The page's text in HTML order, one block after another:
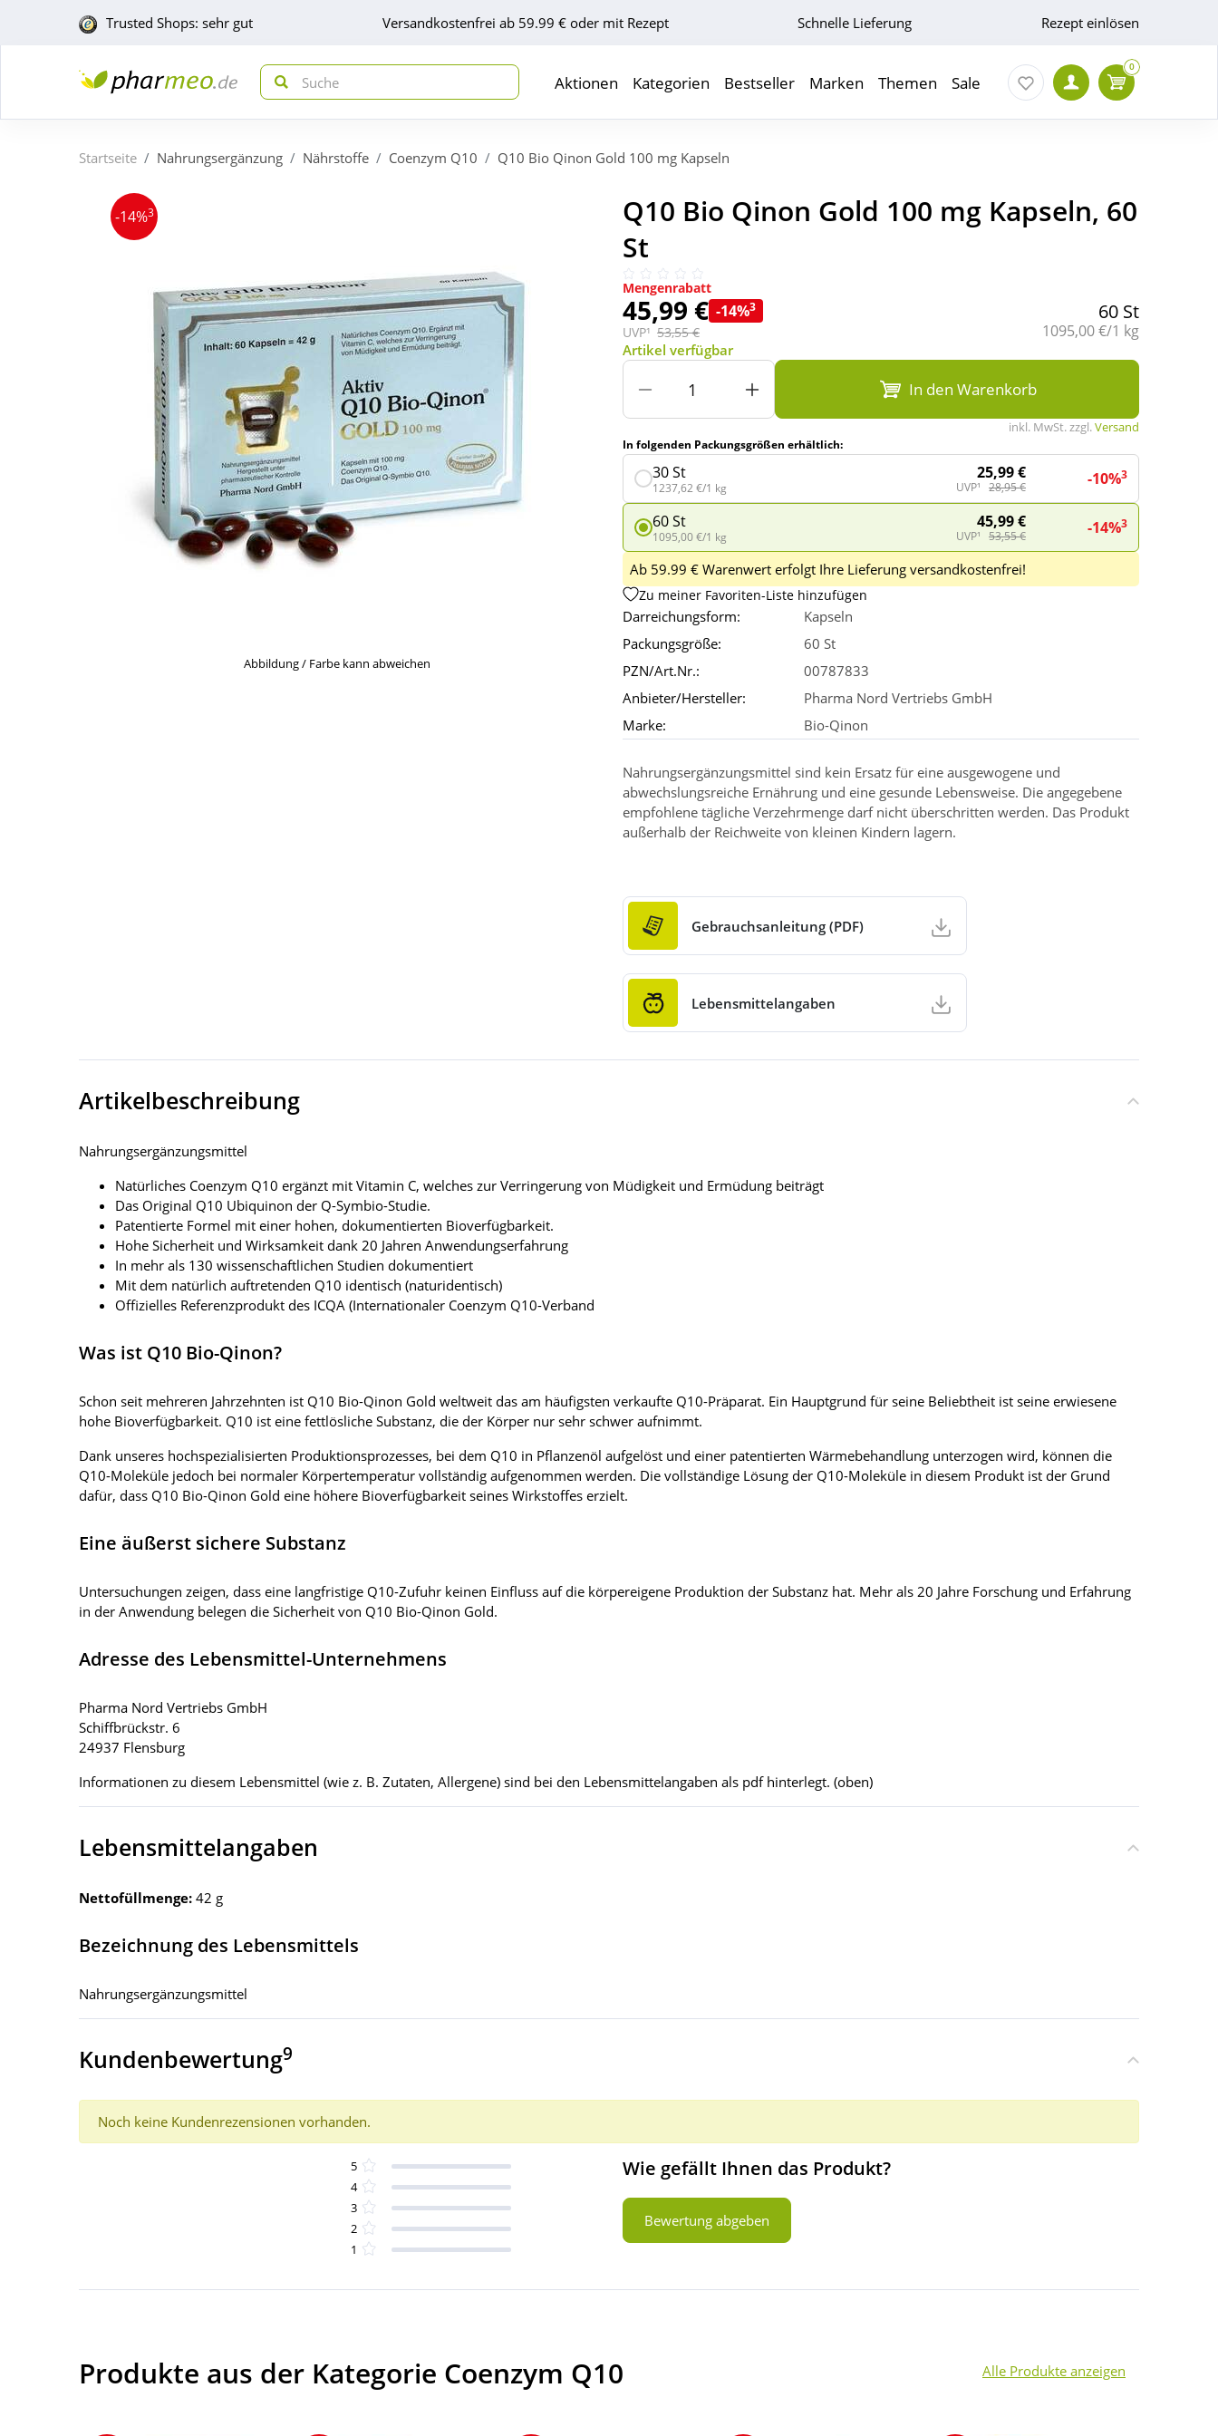
Trusted Shops: sehr gut Versandkostenfrei ab 59.99 € oder mit Rezept Schnelle Lieferung Rezept einlösen
Aktionen Kategorien Bestseller Marken Themen Sale
0
Startseite Nahrungsergänzung Nährstoffe Coenzym Q10 Q10 Bio Qinon Gold 100 mg Kapseln
-14%3
Abbildung / Farbe kann abweichen
Q10 Bio Qinon Gold 100 mg Kapseln, 60
St
Mengenrabatt
45,99 € -14%3
UVP¹ 53,55 €
60 St
Grundpreis:
1095,00 €/1 kg
Artikel verfügbar
In den Warenkorb
inkl. MwSt. zzgl.Versand
In folgenden Packungsgrößen erhältlich:
30 St
1237,62 €/1 kg
25,99 €
UVP¹ 28,95 € -10%3
60 St
1095,00 €/1 kg
45,99 €
UVP¹ 53,55 € -14%3
Ab 59.99 € Warenwert erfolgt Ihre Lieferung versandkostenfrei!
Zu meiner Favoriten-Liste hinzufügen
Darreichungsform:
Kapseln
Packungsgröße:
60 St
PZN/Art.Nr.:
00787833
Anbieter/Hersteller:
Pharma Nord Vertriebs GmbH
Marke:
Bio-Qinon
Nahrungsergänzungsmittel sind kein Ersatz für eine ausgewogene und
abwechslungsreiche Ernährung und eine gesunde Lebensweise. Die angegebene
empfohlene tägliche Verzehrmenge darf nicht überschritten werden. Das Produkt
außerhalb der Reichweite von kleinen Kindern lagern.
Gebrauchsanleitung (PDF)
Lebensmittelangaben
Artikelbeschreibung
Nahrungsergänzungsmittel
Natürliches Coenzym Q10 ergänzt mit Vitamin C, welches zur Verringerung von Müdigkeit und Ermüdung beiträgt
Das Original Q10 Ubiquinon der Q-Symbio-Studie.
Patentierte Formel mit einer hohen, dokumentierten Bioverfügbarkeit.
Hohe Sicherheit und Wirksamkeit dank 20 Jahren Anwendungserfahrung
In mehr als 130 wissenschaftlichen Studien dokumentiert
Mit dem natürlich auftretenden Q10 identisch (naturidentisch)
Offizielles Referenzprodukt des ICQA (Internationaler Coenzym Q10-Verband
Was ist Q10 Bio-Qinon?
Schon seit mehreren Jahrzehnten ist Q10 Bio-Qinon Gold weltweit das am häufigsten verkaufte Q10-Präparat. Ein Hauptgrund für seine Beliebtheit ist seine erwiesene
hohe Bioverfügbarkeit. Q10 ist eine fettlösliche Substanz, die der Körper nur sehr schwer aufnimmt.
Dank unseres hochspezialisierten Produktionsprozesses, bei dem Q10 in Pflanzenöl aufgelöst und einer patentierten Wärmebehandlung unterzogen wird, können die
Q10-Moleküle jedoch bei normaler Körpertemperatur vollständig aufgenommen werden. Die vollständige Lösung der Q10-Moleküle in diesem Produkt ist der Grund
dafür, dass Q10 Bio-Qinon Gold eine höhere Bioverfügbarkeit seines Wirkstoffes erzielt.
Eine äußerst sichere Substanz
Untersuchungen zeigen, dass eine langfristige Q10-Zufuhr keinen Einfluss auf die körpereigene Produktion der Substanz hat. Mehr als 20 Jahre Forschung und Erfahrung
in der Anwendung belegen die Sicherheit von Q10 Bio-Qinon Gold.
Adresse des Lebensmittel-Unternehmens
Pharma Nord Vertriebs GmbH
Schiffbrückstr. 6
24937 Flensburg
Informationen zu diesem Lebensmittel (wie z. B. Zutaten, Allergene) sind bei den Lebensmittelangaben als pdf hinterlegt. (oben)
Lebensmittelangaben
Nettofüllmenge: 42 g
Bezeichnung des Lebensmittels
Nahrungsergänzungsmittel
Kundenbewertung9
Noch keine Kundenrezensionen vorhanden.
5
4
3
2
1
Wie gefällt Ihnen das Produkt?
Bewertung abgeben
Produkte aus der Kategorie Coenzym Q10 Alle Produkte anzeigen